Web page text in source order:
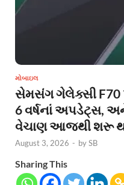
મોબાઇલ
સેમસંગ ગેલેક્સી F70
6 વર્ષનાં અપડેટ્સ,
વેચાણ આજથી શરૂ
August 3, 2026 - bySB
Sharing This